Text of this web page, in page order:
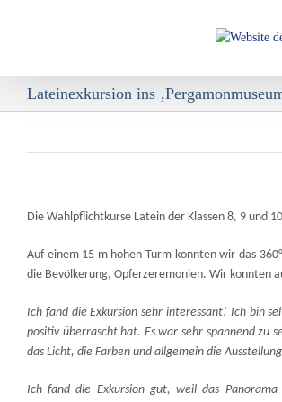
Lateinexkursion ins
Die Wahlpflichtkurse Latein der Klassen 8, 9 und
Auf einem 15 m hohen Turm konnten wir das
die Bevölkerung, Opferzeremonien. Wir konnten
Ich fand die Exkursion sehr interessant! Ich bin
positiv überrascht hat. Es war sehr spannend zu
das Licht, die Farben und allgemein die Aus
Ich fand die Exkursion gut, weil das